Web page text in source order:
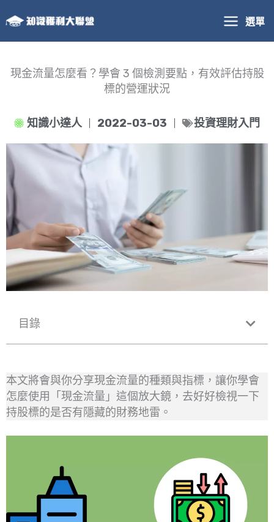
至
主
選單
現金流量怎麼看？學會 3 個檢測要點，有效評估持股
標的營運狀況
知識小達人 2022-03-03 投資理財入門
目錄
本文將會與你分享現金流量的種類與指標，讓你學會
怎麼使用「現金流量」這個放大鏡，去好好檢視一下
持股標的是否有隱藏的財務地雷。